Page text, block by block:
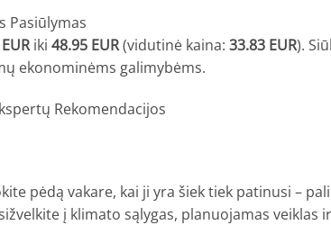
Pasiūlymas
iki 48.95 EUR(vidutinė kaina: 33.83 EUR).
ekonominėms galimybėms.
Rekomendacijos
pėdą vakare, kai ji yra šiek tiek patinusi –
į klimato sąlygas, planuojamas veiklas